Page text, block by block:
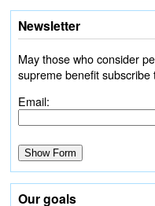
Newsletter
May those who consider
supreme benefit subscribe
Email:
Our goals